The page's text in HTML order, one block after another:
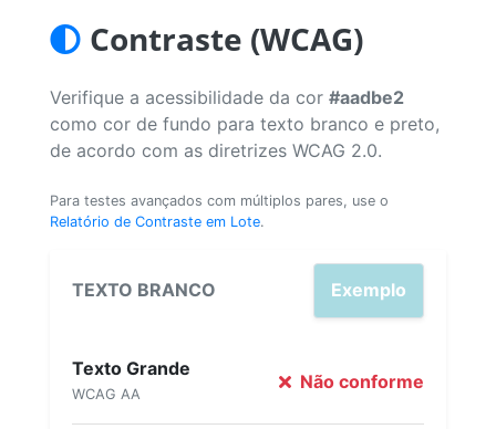
Contraste (WCAG)
Verifique a acessibilidade da cor #aadbe2
como cor de fundo para texto branco e preto,
de acordo com as diretrizes WCAG 2.0.
Para testes avançados com múltiplos pares, use o
Relatório de Contraste em Lote.
TEXTO BRANCO Exemplo
Texto Grande
WCAG AA
Não conforme